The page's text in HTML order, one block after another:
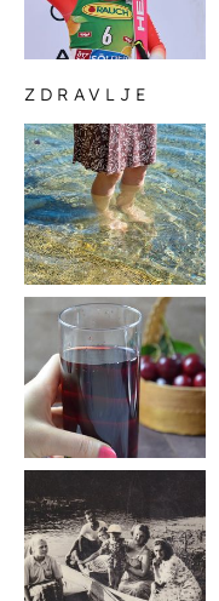
ZDRAVLJE